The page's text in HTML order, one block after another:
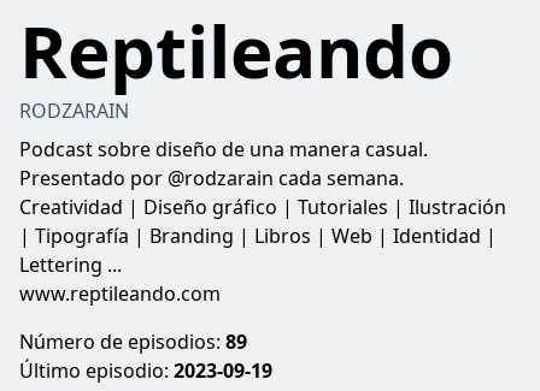
Reptileando
RODZARAIN
Podcast sobre diseño de una manera casual.
Presentado por @rodzarain cada semana.
Creatividad | Diseño gráfico | Tutoriales | Ilustración
| Tipografía | Branding | Libros | Web | Identidad |
Lettering ...
www.reptileando.com
Número de episodios: 89
Último episodio: 2023-09-19